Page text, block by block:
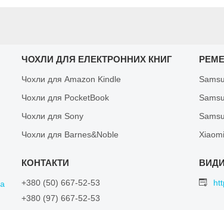
ЧОХЛИ ДЛЯ ЕЛЕКТРОННИХ КНИГ
Чохли для Amazon Kindle
Чохли для PocketBook
Чохли для Sony
Чохли для Barnes&Noble
+380 (50) 667-52-53
+380 (97) 667-52-53